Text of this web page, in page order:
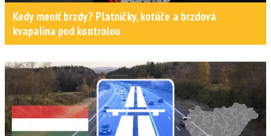
Kedy meniť brzdy? Platničky, kotúče a brzdová
kvapalina pod kontrolou